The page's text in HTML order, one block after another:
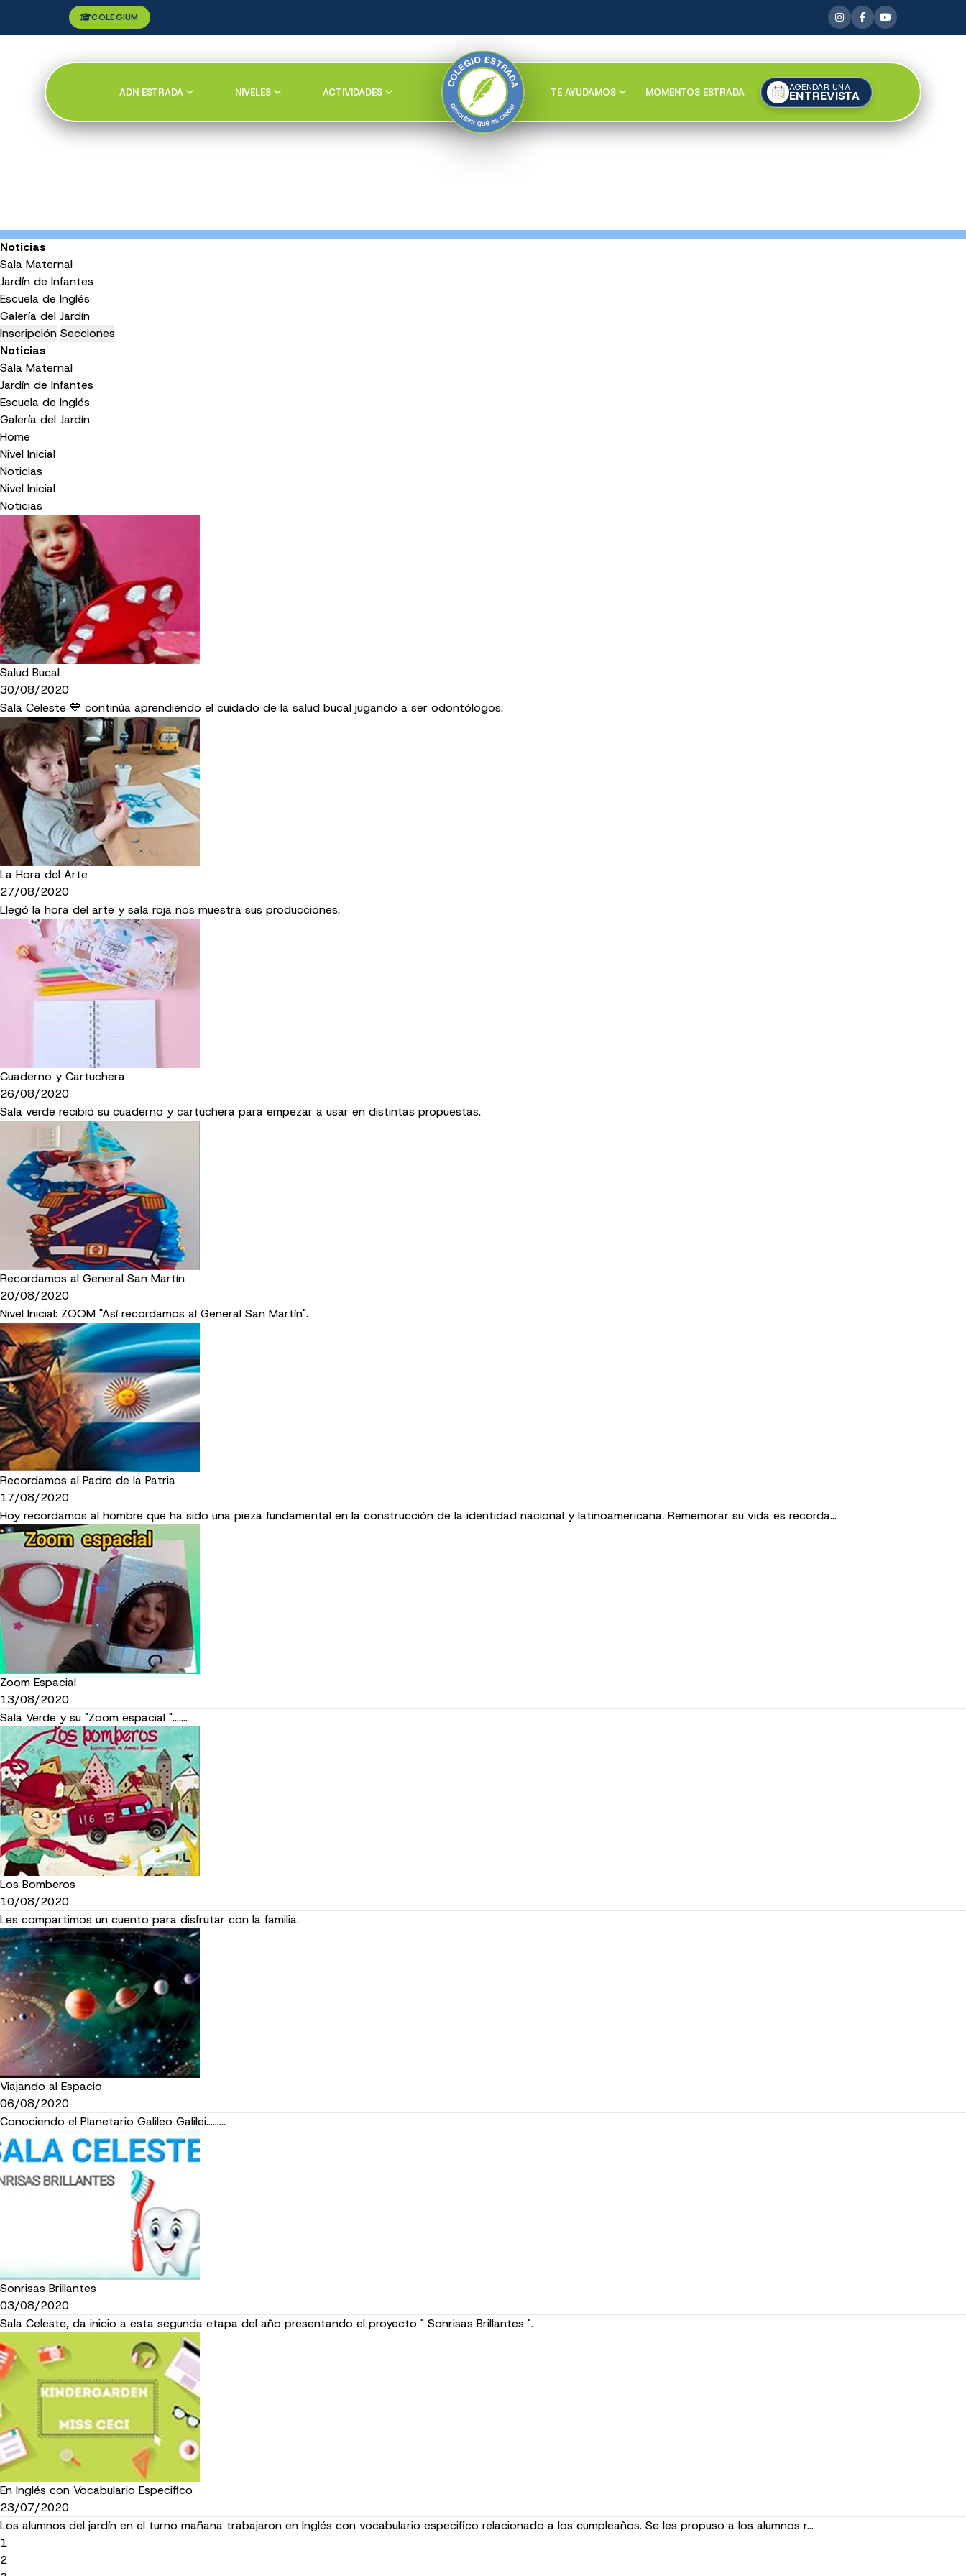
COLEGIUM
ADN ESTRADA NIVELES ACTIVIDADES TE AYUDAMOS MOMENTOS ESTRADA AGENDAR UNA
ENTREVISTA
Noticias
Sala Maternal
Jardín de Infantes
Escuela de Inglés
Galería del Jardín
Inscripción Secciones
Noticias
Sala Maternal
Jardín de Infantes
Escuela de Inglés
Galería del Jardín
Home
Nivel Inicial
Noticias
Nivel Inicial
Noticias
Salud Bucal
30/08/2020
Sala Celeste 💙 continúa aprendiendo el cuidado de la salud bucal jugando a ser odontólogos.
La Hora del Arte
27/08/2020
Llegó la hora del arte y sala roja nos muestra sus producciones.
Cuaderno y Cartuchera
26/08/2020
Sala verde recibió su cuaderno y cartuchera para empezar a usar en distintas propuestas.
Recordamos al General San Martín
20/08/2020
Nivel Inicial: ZOOM "Así recordamos al General San Martín".
Recordamos al Padre de la Patria
17/08/2020
Hoy recordamos al hombre que ha sido una pieza fundamental en la construcción de la identidad nacional y latinoamericana. Rememorar su vida es recorda…
Zoom Espacial
13/08/2020
Sala Verde y su "Zoom espacial ".......
Los Bomberos
10/08/2020
Les compartimos un cuento para disfrutar con la familia.
Viajando al Espacio
06/08/2020
Conociendo el Planetario Galileo Galilei.........
Sonrisas Brillantes
03/08/2020
Sala Celeste, da inicio a esta segunda etapa del año presentando el proyecto " Sonrisas Brillantes ".
En Inglés con Vocabulario Especifico
23/07/2020
Los alumnos del jardín en el turno mañana trabajaron en Inglés con vocabulario especifico relacionado a los cumpleaños. Se les propuso a los alumnos r…
1
2